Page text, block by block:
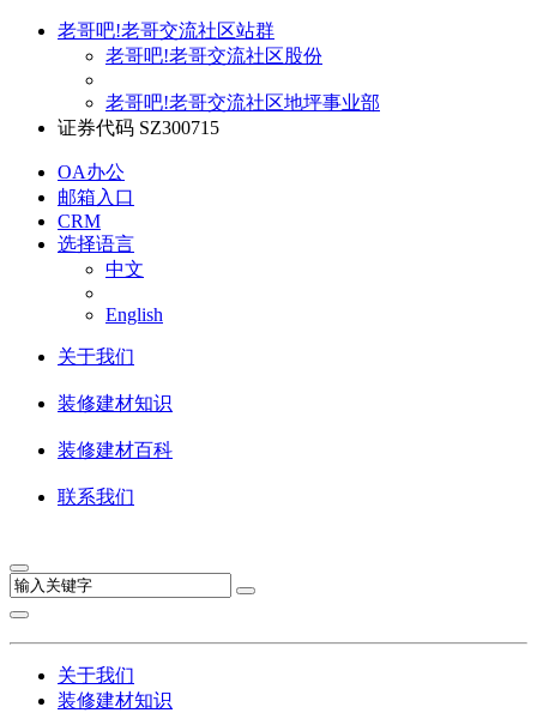
老哥吧!老哥交流社区站群
老哥吧!老哥交流社区股份
老哥吧!老哥交流社区地坪事业部
证券代码 SZ300715
OA办公
邮箱入口
CRM
选择语言
中文
English
关于我们
装修建材知识
装修建材百科
联系我们
关于我们
装修建材知识